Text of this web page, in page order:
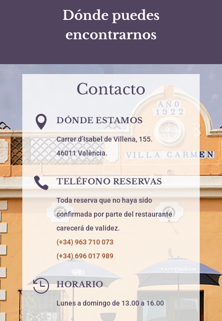
Dónde puedes
encontrarnos
Contacto
 DÓNDE ESTAMOS
Carrer d’Isabel de Villena, 155.
46011 València.
 TELÉFONO RESERVAS
Toda reserva que no haya sido
confirmada por parte del restaurante
carecerá de validez.
(+34) 963 710 073
(+34) 696 017 989
 HORARIO
Lunes a domingo de 13.00 a 16.00